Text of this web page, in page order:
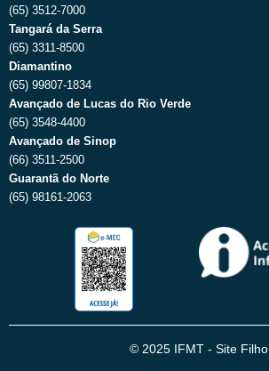
(65) 3512-7000
Tangará da Serra
(65) 3311-8500
Diamantino
(65) 99807-1834
Avançado de Lucas do Rio Verde
(65) 3548-4400
Avançado de Sinop
(66) 3511-2500
Guarantã do Norte
(65) 98161-2063
© 2025 IFMT - Site Filho